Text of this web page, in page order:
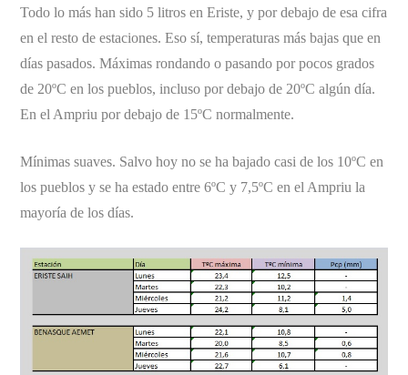
Todo lo más han sido 5 litros en Eriste, y por debajo de esa cifra
en el resto de estaciones. Eso sí, temperaturas más bajas que en
días pasados. Máximas rondando o pasando por pocos grados
de 20ºC en los pueblos, incluso por debajo de 20ºC algún día.
En el Ampriu por debajo de 15ºC normalmente.
Mínimas suaves. Salvo hoy no se ha bajado casi de los 10ºC en
los pueblos y se ha estado entre 6ºC y 7,5ºC en el Ampriu la
mayoría de los días.